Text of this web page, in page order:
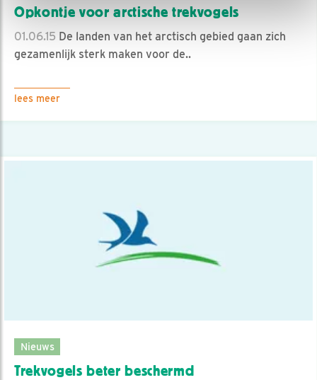
Opkontje voor arctische trekvogels
01.06.15 De landen van het arctisch gebied gaan zich
gezamenlijk sterk maken voor de..
lees meer
Nieuws
Trekvogels beter beschermd